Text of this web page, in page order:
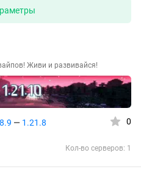
Живи и развивайся!
— 1.21.8 0
Кол-во серверов: 1